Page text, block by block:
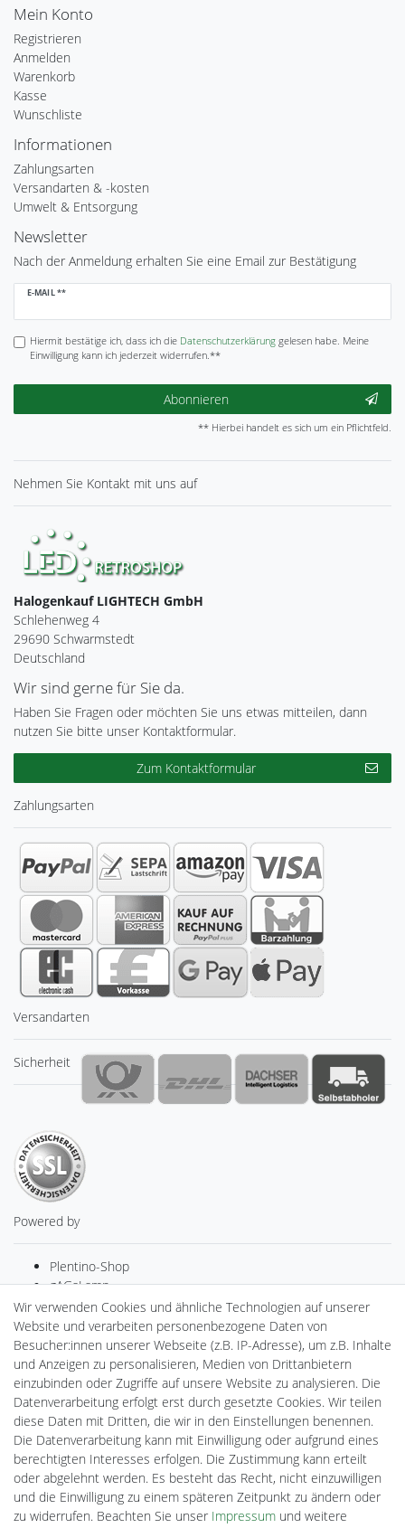
Mein Konto
Registrieren
Anmelden
Warenkorb
Kasse
Wunschliste
Informationen
Zahlungsarten
Versandarten & -kosten
Umwelt & Entsorgung
Newsletter
Nach der Anmeldung erhalten Sie eine Email zur Bestätigung
E-MAIL **
Newsletter
Hiermit bestätige ich, dass ich die Daten­schutz­erklärunggelesen habe. Meine
Einwilligung kann ich jederzeit widerrufen.**
Abonnieren
** Hierbei handelt es sich um ein Pflichtfeld.
Nehmen Sie Kontakt mit uns auf
Halogenkauf LIGHTECH GmbH
Schlehenweg 4
29690 Schwarmstedt
Deutschland
Wir sind gerne für Sie da.
Haben Sie Fragen oder möchten Sie uns etwas mitteilen, dann
nutzen Sie bitte unser Kontaktformular.
Zum Kontaktformular
Zahlungsarten
Versandarten
Sicherheit
Powered by
Plentino-Shop
gAGaLamp
Drohnenstore24
MeinUSB
Batteriespeicher
PlentiSolar
Gebrauchtlicht
Ledkauf
DEYESOLAR
Lightech Connect
CardanLight Europe
FORTIMO LEDs
Cardanlight-Shop
Wallbox24
Wir verwenden Cookies und ähnliche Technologien auf unserer
Website und verarbeiten personenbezogene Daten von
Besucher:innen unserer Webseite (z.B. IP-Adresse), um z.B. Inhalte
und Anzeigen zu personalisieren, Medien von Drittanbietern
einzubinden oder Zugriffe auf unsere Website zu analysieren. Die
Datenverarbeitung erfolgt erst durch gesetzte Cookies. Wir teilen
diese Daten mit Dritten, die wir in den Einstellungen benennen.
Die Datenverarbeitung kann mit Einwilligung oder aufgrund eines
berechtigten Interesses erfolgen. Die Zustimmung kann erteilt
oder abgelehnt werden. Es besteht das Recht, nicht einzuwilligen
und die Einwilligung zu einem späteren Zeitpunkt zu ändern oder
zu widerrufen. Beachten Sie unser Impressum und weitere